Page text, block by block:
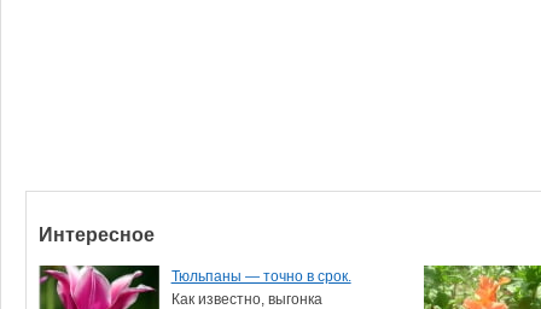
Интересное
Тюльпаны — точно в срок.
Как известно, выгонка